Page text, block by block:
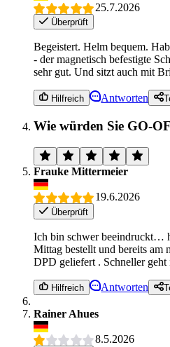
25.7.2026
Überprüft
Begeistert. Helm bequem.
- der magnetisch befestigte
sehr gut. Und sitzt auch mit
Hilfreich Antworten
Wie würden Sie GO-
Frauke Mittermeier
19.6.2026
Überprüft
Ich bin schwer beeindruckt…
Mittag bestellt und bereits am
DPD geliefert . Schneller
Hilfreich Antworten
Rainer Ahues
8.5.2026